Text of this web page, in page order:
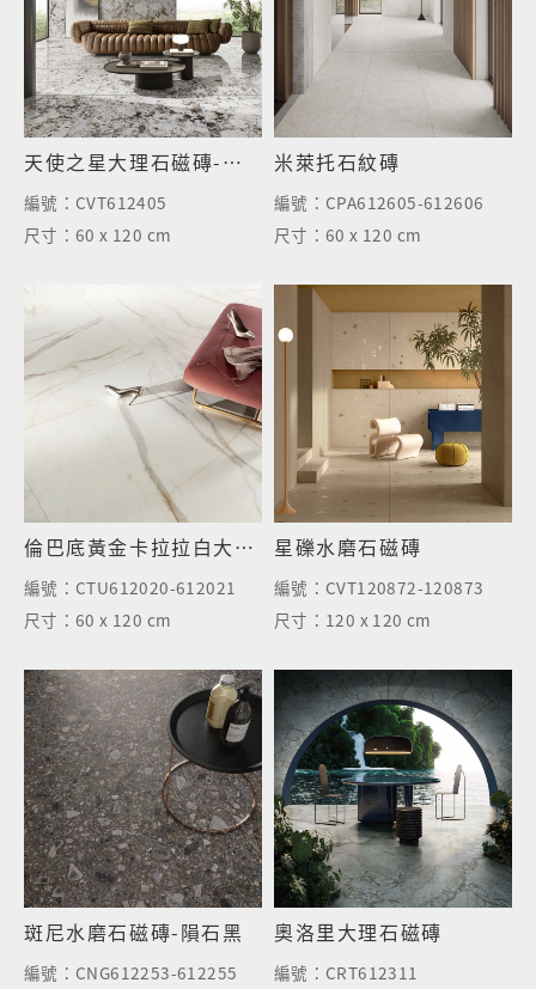
天使之星大理石磁磚-亮面
編號： CVT612405
尺寸：60 x 120 cm
米萊托石紋磚
編號： CPA612605-612606
尺寸：60 x 120 cm
倫巴底黃金卡拉拉白大理石磁磚
編號： CTU612020-612021
尺寸：60 x 120 cm
星礫水磨石磁磚
編號： CVT120872-120873
尺寸： 120 x 120 cm
斑尼水磨石磁磚-隕石黑
編號： CNG612253-612255
奧洛里大理石磁磚
編號： CRT612311